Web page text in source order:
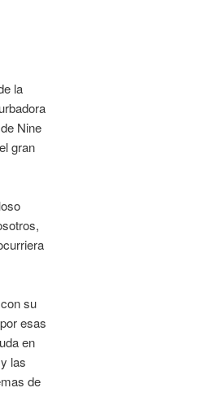
la
Nine
gran
su
esas
en
las
de